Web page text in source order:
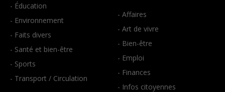
- Éducation
- Environnement
- Faits divers
- Santé et bien-être
- Sports
- Transport / Circulation
- Affaires
- Art de vivre
- Bien-être
- Emploi
- Finances
- Infos citoyennes